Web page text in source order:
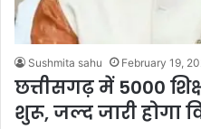
Sushmita sahu February 19,
छत्तीसगढ़ में 5000
शुरू, जल्द जारी होगा